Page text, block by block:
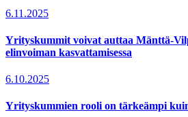
6.11.2025
Yrityskummit voivat auttaa Mänttä-
elinvoiman kasvattamisessa
6.10.2025
Yrityskummien rooli on tärkeämpi